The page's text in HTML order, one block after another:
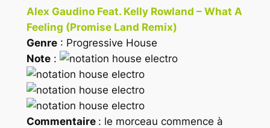
Alex Gaudino Feat. Kelly Rowland – What A
Feeling (Promise Land Remix)
Genre: Progressive House
Note:
Commentaire : le morceau commence à